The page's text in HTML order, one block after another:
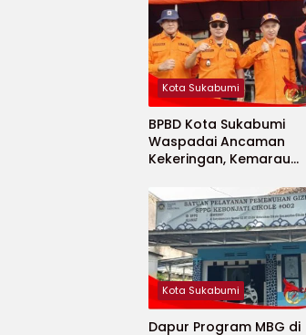
Kota Sukabumi
BPBD Kota Sukabumi
Waspadai Ancaman
Kekeringan, Kemarau
Cepat
Kota Sukabumi
Dapur Program MBG di